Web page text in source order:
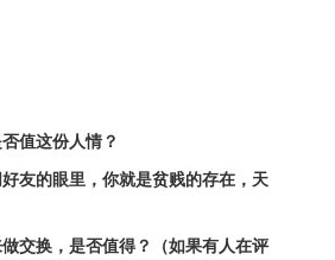
值这份人情？
友的眼里，你就是贫贱的存在，天
交换，是否值得？（如果有人在评